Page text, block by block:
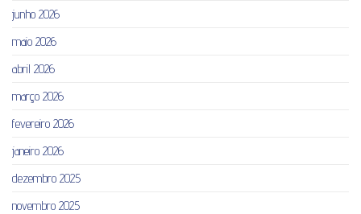
junho 2026
maio 2026
abril 2026
março 2026
fevereiro 2026
janeiro 2026
dezembro 2025
novembro 2025